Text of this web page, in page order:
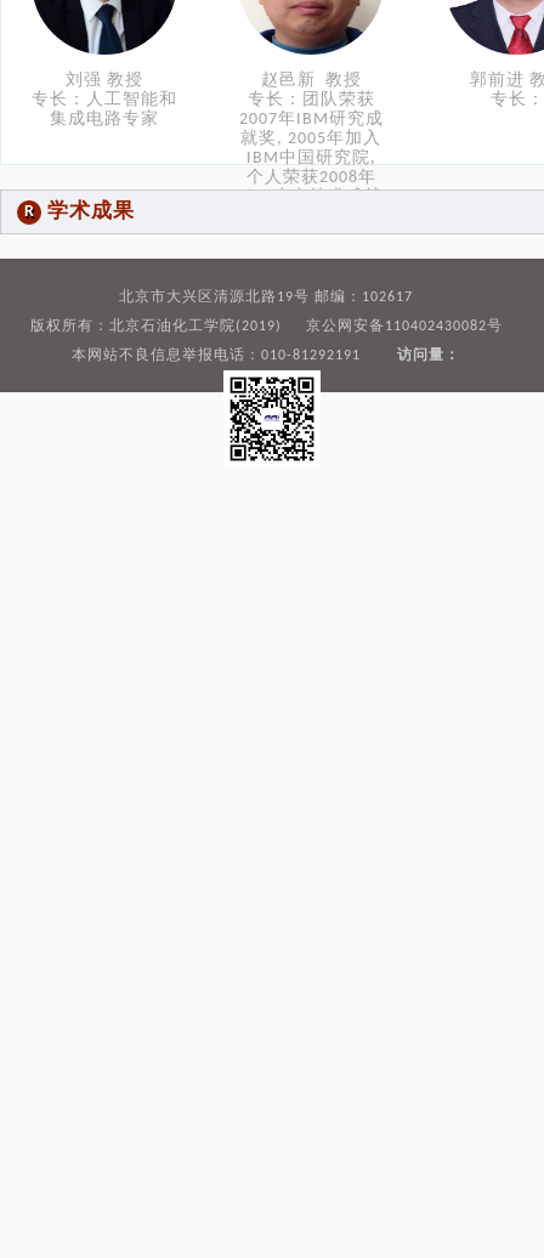
刘强 教授
专长：人工智能和
集成电路专家
赵邑新 教授
专长：团队荣获
2007年IBM研究成
就奖, 2005年加入
IBM中国研究院,
个人荣获2008年
郭前进
专长：
R 学术成果
北京市大兴区清源北路19号 邮编：102617
版权所有：北京石油化工学院(2019) 京公网安备110402430082号
本网站不良信息举报电话：010-81292191 访问量：